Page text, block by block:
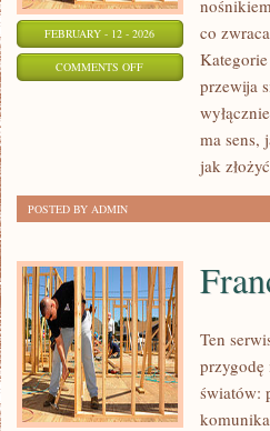
FEBRUARY - 12 - 2026
COMMENTS OFFON
POPULARYZACJA
co
przewija
ma sens,
jak złożyć
POSTED BY ADMIN
Ten
przygodę
światów: